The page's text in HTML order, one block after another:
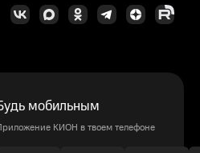
мобильным
КИОН в твоем телефоне